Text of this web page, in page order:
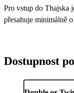
Pro vstup do Thajska
přesahuje minimálně
Dostupnost